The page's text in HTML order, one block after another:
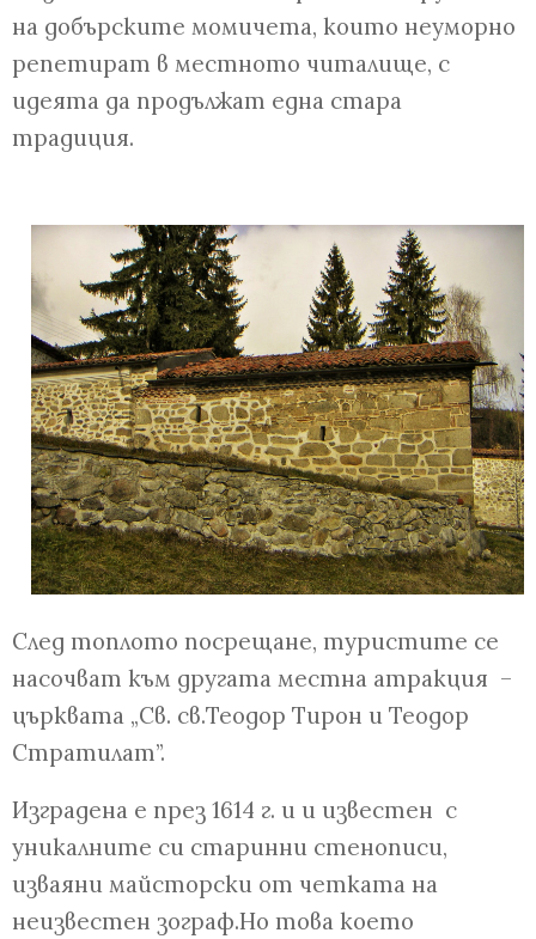
на добърските момичета, които неуморно
репетират в местното читалище, с
идеята да продължат една стара
традиция.
След топлото посрещане, туристите се
насочват към другата местна атракция –
църквата „Св. св.Теодор Тирон и Теодор
Стратилат”.
Изградена е през 1614 г. и и известен с
уникалните си старинни стенописи,
изваяни майсторски от четката на
неизвестен зограф.Но това което